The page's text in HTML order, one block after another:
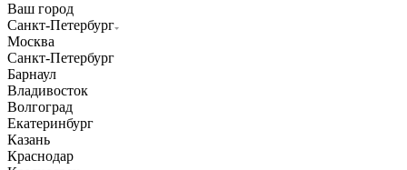
Ваш город
Санкт-Петербург
Москва
Санкт-Петербург
Барнаул
Владивосток
Волгоград
Екатеринбург
Казань
Краснодар